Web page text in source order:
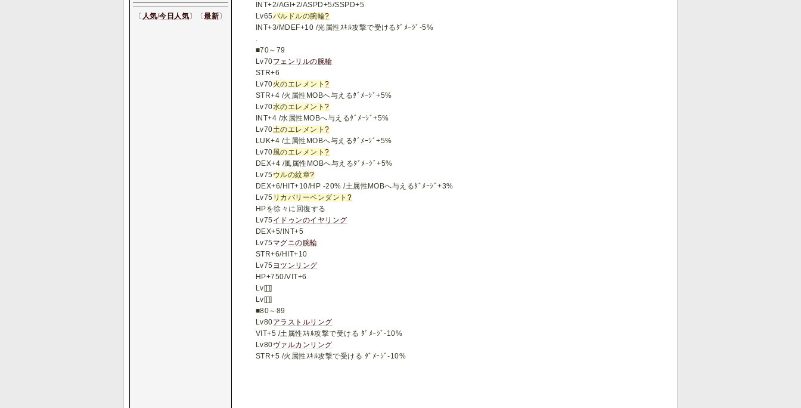
INT+2/AGI+2/ASPD+5/SSPD+5
Lv65バルドルの腕輪?
INT+3/MDEF+10 /光属性ｽｷﾙ攻撃で受けるﾀﾞﾒｰｼﾞ-5%
.
■70～79
Lv70フェンリルの腕輪
STR+6
Lv70火のエレメント?
STR+4 /火属性MOBへ与えるﾀﾞﾒｰｼﾞ+5%
Lv70水のエレメント?
INT+4 /水属性MOBへ与えるﾀﾞﾒｰｼﾞ+5%
Lv70土のエレメント?
LUK+4 /土属性MOBへ与えるﾀﾞﾒｰｼﾞ+5%
Lv70風のエレメント?
DEX+4 /風属性MOBへ与えるﾀﾞﾒｰｼﾞ+5%
Lv75ウルの紋章?
DEX+6/HIT+10/HP -20% /土属性MOBへ与えるﾀﾞﾒｰｼﾞ+3%
Lv75 リカバリーペンダント ?
HPを徐々に回復する
Lv75イドゥンのイヤリング
DEX+5/INT+5
Lv75マグニの腕輪
STR+6/HIT+10
Lv75ヨツンリング
HP+750/VIT+6
Lv[[]]
Lv[[]]
■80～89
Lv80アラストルリング
VIT+5 /土属性ｽｷﾙ攻撃で受ける ﾀﾞﾒｰｼﾞ-10%
Lv80ヴァルカンリング
STR+5 /火属性ｽｷﾙ攻撃で受ける ﾀﾞﾒｰｼﾞ-10%
〔 人気/今日人気〕〔最新〕